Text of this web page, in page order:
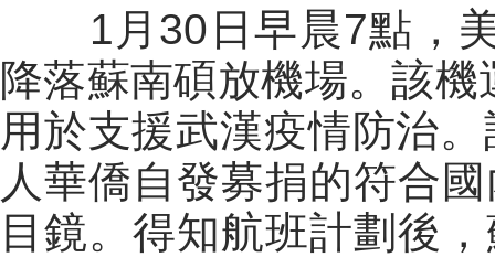
1 月 30 日早晨7點，
降落蘇南碩放機場。該機
用於支援武漢疫情防治
人華僑自發募捐的符合
目鏡。得知航班計劃後